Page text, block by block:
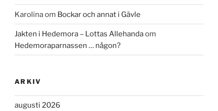
Karolinaom Bockar och annat i Gävle
Jakten i Hedemora – Lottas Allehandaom
Hedemoraparnassen … någon?
ARKIV
augusti 2026